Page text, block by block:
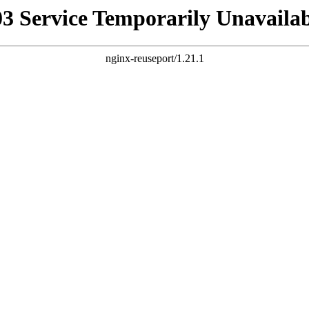
Service Temporarily
nginx-reuseport/1.21.1